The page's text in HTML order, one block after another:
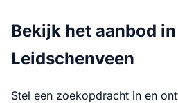
Bekijk het aanbod
Leidschenveen
Stel een zoekopdracht in en